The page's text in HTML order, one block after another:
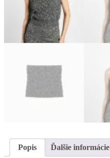
Popis Ďalšie informácie